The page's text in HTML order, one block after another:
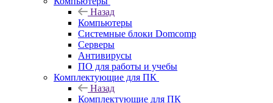
Назад
Компьютеры
Системные блоки Domcomp
Серверы
Антивирусы
ПО для работы и учебы
Комплектующие для ПК
Назад
Комплектующие для ПК